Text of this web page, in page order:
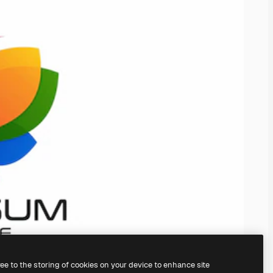
to the storing of cookies on your device to enhance site